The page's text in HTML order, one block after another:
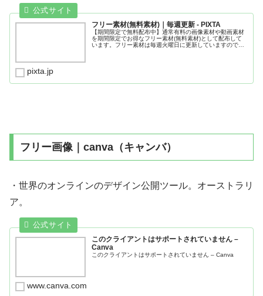
フリー素材(無料素材)｜毎週更新 - PIXTA
【期間限定で無料配布中】通常有料の画像素材や動画素材
を期間限定でお得なフリー素材(無料素材)として配布して
います。フリー素材は毎週火曜日に更新していますので、
pixta.jp
フリー画像｜canva（キャンバ）
・世界のオンラインのデザイン公開ツール。オーストラリ
ア。
このクライアントはサポートされていません –
Canva
このクライアントはサポートされていません – Canva
www.canva.com